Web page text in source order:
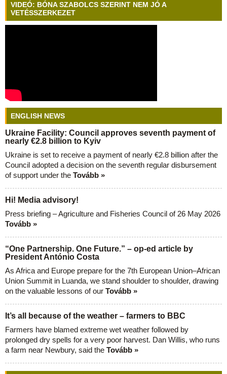
VIDEÓ: BÓNA SZABOLCS SZERINT NEM JÓ A
VETÉSSZERKEZET
ENGLISH NEWS
Ukraine Facility: Council approves seventh payment of
nearly €2.8 billion to Kyiv
Ukraine is set to receive a payment of nearly €2.8 billion after the
Council adopted a decision on the seventh regular disbursement
of support under the Tovább »
Hi! Media advisory!
Press briefing – Agriculture and Fisheries Council of 26 May 2026
Tovább »
“One Partnership. One Future.” – op-ed article by
President António Costa
As Africa and Europe prepare for the 7th European Union–African
Union Summit in Luanda, we stand shoulder to shoulder, drawing
on the valuable lessons of our Tovább »
It’s all because of the weather – farmers to BBC
Farmers have blamed extreme wet weather followed by
prolonged dry spells for a very poor harvest. Dan Willis, who runs
a farm near Newbury, said the Tovább »